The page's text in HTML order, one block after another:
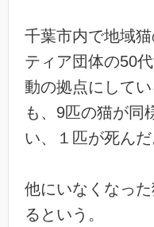
千葉市内で地域
ティア団体の50
動の拠点にして
も、9匹の猫が同
い、１匹が死んだ
他にいなくなっ
るという。